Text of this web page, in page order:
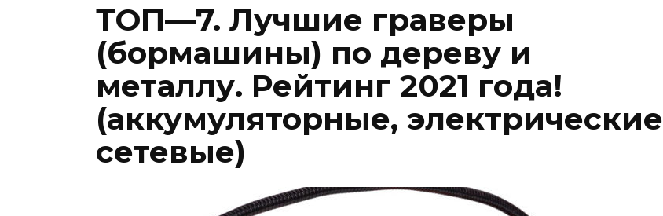
ТОП—7. Лучшие граверы
(бормашины) по дереву и
металлу. Рейтинг 2021 года!
(аккумуляторные, электрические
сетевые)